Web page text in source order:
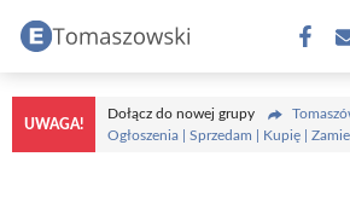
treści
UWAGA!
Dołącz do nowej grupy
Ogłoszenia | Sprzedam | Kupię |